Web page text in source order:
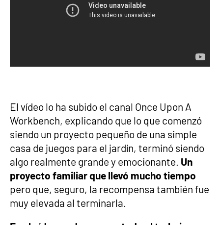
El vídeo lo ha subido el canal Once Upon A
Workbench, explicando que lo que comenzó
siendo un proyecto pequeño de una simple
casa de juegos para el jardín, terminó siendo
algo realmente grande y emocionante. Un
proyecto familiar que llevó mucho tiempo
pero que, seguro, la recompensa también fue
muy elevada al terminarla.